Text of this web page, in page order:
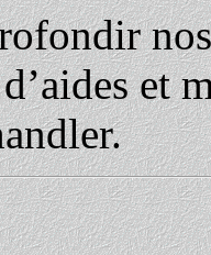
et